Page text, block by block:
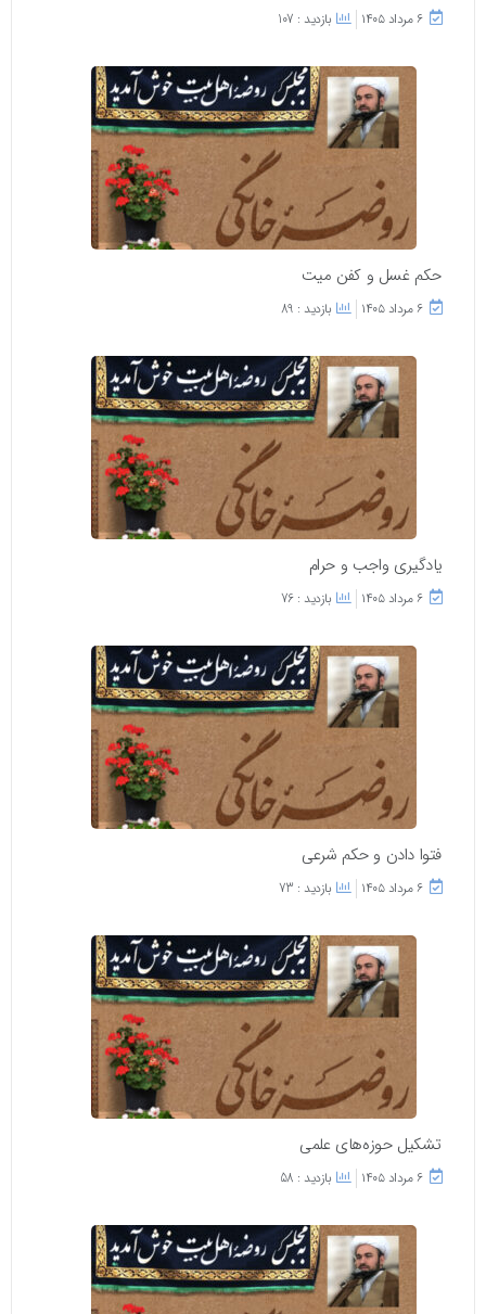
۶ مرداد ۱۴۰۵ بازدید : 107
حکم غسل و کفن میت
۶ مرداد ۱۴۰۵ بازدید : 89
یادگیری واجب و حرام
۶ مرداد ۱۴۰۵ بازدید : 76
فتوا دادن و حکم شرعی
۶ مرداد ۱۴۰۵ بازدید : 73
تشکیل حوزه‌های علمی
۶ مرداد ۱۴۰۵ بازدید : 58